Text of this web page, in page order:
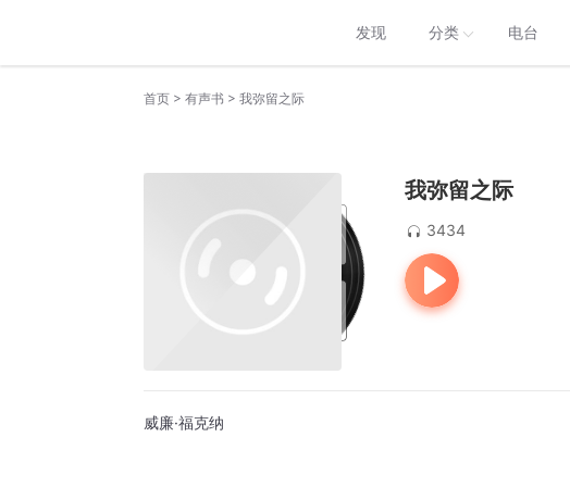
发现 分类 电台
首页 > 有声书 > 我弥留之际
我弥留之际
3434
威廉·福克纳